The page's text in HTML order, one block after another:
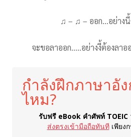
♫ – ♫ – ออก…อย่าง
จะขอลาออก…..อย่างงี้ต้องลาอ
กำลังฝึกภาษาอั
ไหม?
รับฟรี eBook คำศัพท์ TOEIC
ส่งตรงเข้ามือถือทันที เพียง